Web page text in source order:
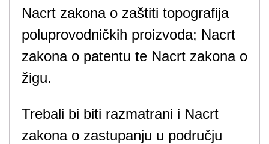
Nacrt zakona o zaštiti topografija
poluprovodničkih proizvoda; Nacrt
zakona o patentu te Nacrt zakona o
žigu.
Trebali bi biti razmatrani i Nacrt
zakona o zastupanju u području